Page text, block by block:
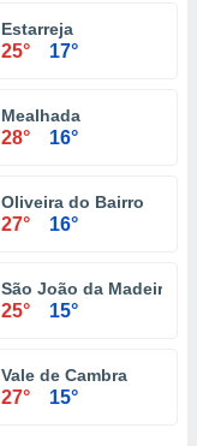
Estarreja
25° 17°
Mealhada
28° 16°
Oliveira do Bairro
27° 16°
São João da Madeira
25° 15°
Vale de Cambra
27° 15°